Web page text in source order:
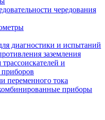
чередования
диагностики и испытаний
заземления
и
переменного тока
приборы